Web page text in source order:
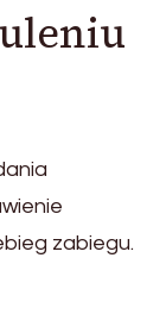
zabiegu.